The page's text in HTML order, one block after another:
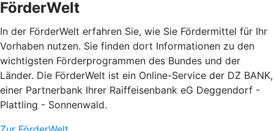
FörderWelt
In der FörderWelt erfahren Sie, wie Sie Fördermittel für Ihr
Vorhaben nutzen. Sie finden dort Informationen zu den
wichtigsten Förderprogrammen des Bundes und der
Länder. Die FörderWelt ist ein Online-Service der DZ BANK,
einer Partnerbank Ihrer Raiffeisenbank eG Deggendorf -
Plattling - Sonnenwald.